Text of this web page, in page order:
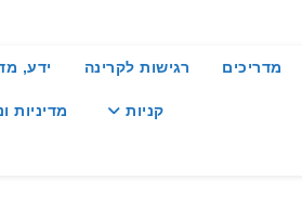
מדריכים רגישות לקרינה ידע,
קניות מדיניות